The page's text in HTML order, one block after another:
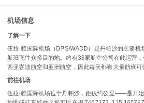
机场信息
了解一下
伍拉·赖国际机场（DPS/WADD）是丹帕沙的主要机
航班飞往众多目的地。约有38家航空公司在此运营
西亚峇迪航空和亚洲航空，因此每天都有大量航班可
前往机场
伍拉·赖国际机场位于丹帕沙，距仅约公里——是开